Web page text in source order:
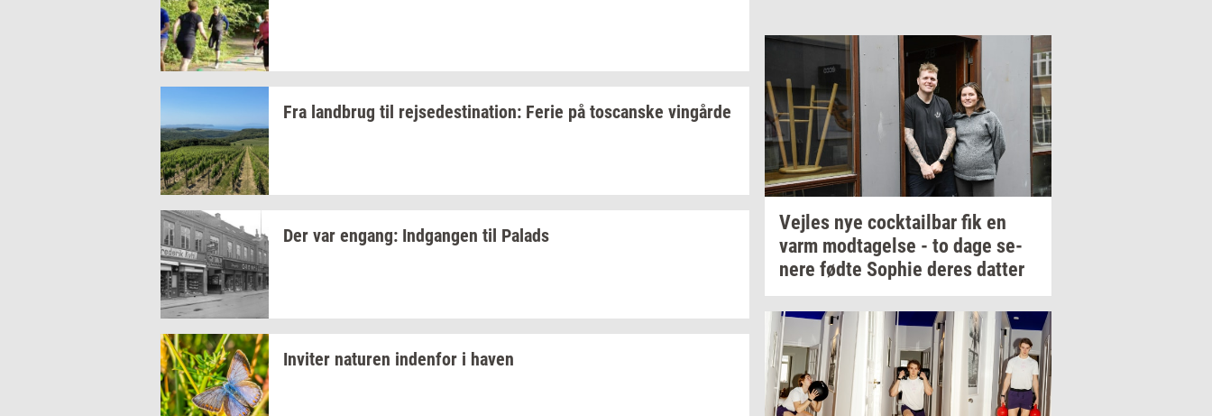
Fra land­brug til rej­se­desti­na­tion: Ferie på toscan­ske vin­går­de
Der var en­gang: Ind­gan­gen til Pa­lads
In­vi­ter na­tu­ren in­den­for i haven
Vej­les nye co­ck­tail­bar fik en
varm mod­ta­gel­se - to dage se­
ne­re fødte Sop­hie deres dat­ter